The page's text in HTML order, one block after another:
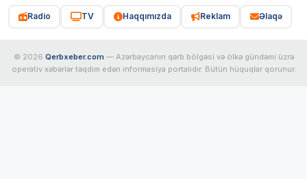
Radio TV Haqqımızda Reklam Əlaqə
© 2026 Qerbxeber.com — Azərbaycanın qərb bölgəsi və ölkə gündəmi üzrə
operativ xəbərlər təqdim edən informasiya portalıdır. Bütün hüquqlar qorunur.